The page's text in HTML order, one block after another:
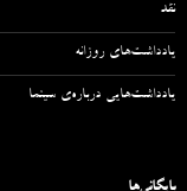
نقد
یادداشت‌های روزانه
یادداشت‌هایی درباره‌ی سینما